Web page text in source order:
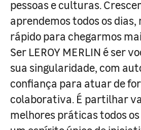
pessoas e culturas.
aprendemos todos os dias,
rápido para chegarmos
Ser LEROY MERLIN é ser
sua singularidade, com
confiança para atuar de
colaborativa. É partilhar
melhores práticas todos